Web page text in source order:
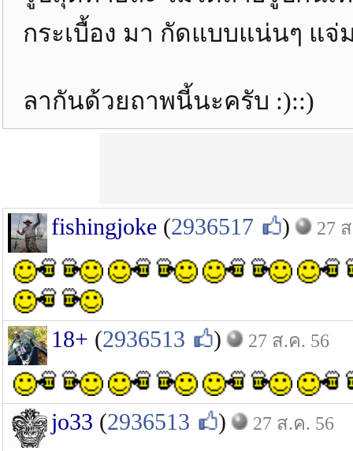
กระเบื้อง มา กัดแบบแน่นๆ แ
ลากันด้วยถาพนี้นะครับ :)::)
fishingjoke (2936517 ) 27
18+ (2936513 ) 27 ส.ค. 56
jo33 (2936513 ) 27 ส.ค. 56